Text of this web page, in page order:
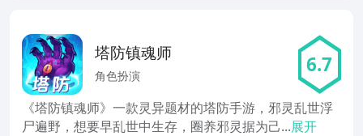
塔防镇魂师
角色扮演 6.7
《塔防镇魂师》一款灵异题材的塔防手游，邪灵乱世浮
尸遍野，想要早乱世中生存，圈养邪灵据为己...展开